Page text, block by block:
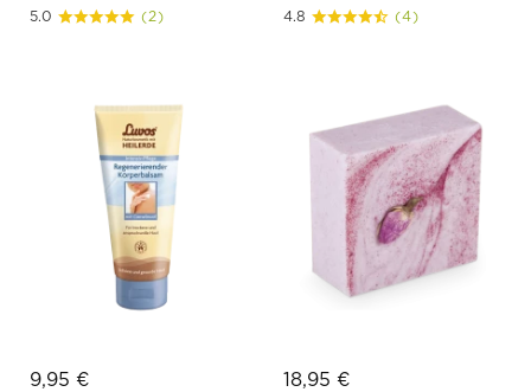
5.0 (2)
9,95 €
4.8 (4)
18,95 €